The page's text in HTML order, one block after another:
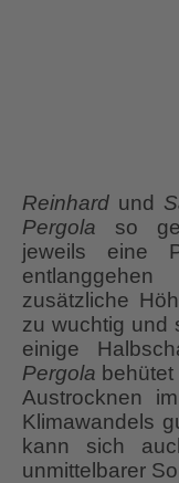
Reinhard und
Pergola so
jeweils eine
zusätzliche
zu wuchtig und
einige
Pergola
Austrocknen
Klimawandels
kann sich
unmittelbarer